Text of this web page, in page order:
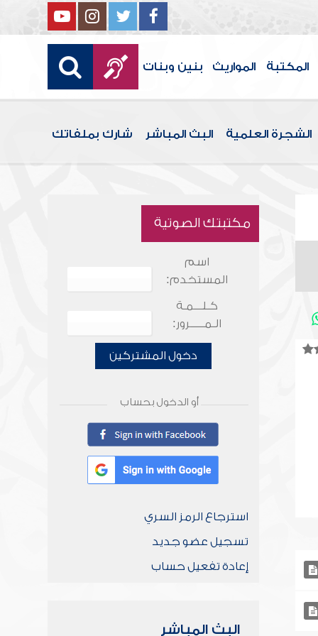
المكتبة المواريث بنين وبنات
الشجرة العلمية البث المباشر شارك بملفاتك
مكتبتك الصوتية
اسم
المستخدم:
كـلـــمـة
الـمـــــرور:
دخول المشتركين
أو الدخول بحساب
استرجاع الرمز السري
تسجيل عضو جديد
إعادة تفعيل حساب
البث المباشر